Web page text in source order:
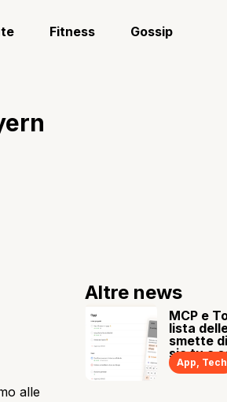
Fitness Gossip
alle
Altre news
MCP e
lista
smette
sia tu a
App, Tech